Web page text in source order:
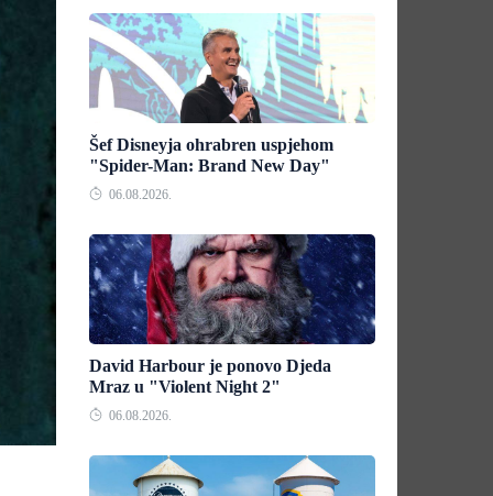
Šef Disneyja ohrabren uspjehom
"Spider-Man: Brand New Day"
06.08.2026.
David Harbour je ponovo Djeda
Mraz u "Violent Night 2"
06.08.2026.